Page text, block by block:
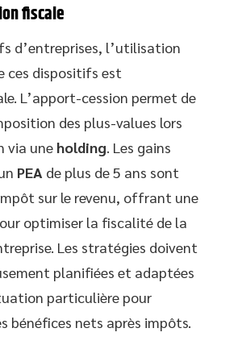
fiscale
d’entreprises, l’utilisation
ces dispositifs est
L’apport-cession permet de
des plus-values lors
via une holding. Les gains
PEA de plus de 5 ans sont
sur le revenu, offrant une
optimiser la fiscalité de la
Les stratégies doivent
planifiées et adaptées
particulière pour
bénéfices nets après impôts.